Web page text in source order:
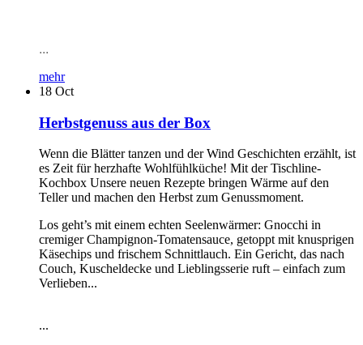
...
mehr
18 Oct
Herbstgenuss aus der Box
Wenn die Blätter tanzen und der Wind Geschichten erzählt, ist
es Zeit für herzhafte Wohlfühlküche! Mit der Tischline-
Kochbox Unsere neuen Rezepte bringen Wärme auf den
Teller und machen den Herbst zum Genussmoment.
Los geht’s mit einem echten Seelenwärmer: Gnocchi in
cremiger Champignon-Tomatensauce, getoppt mit knusprigen
Käsechips und frischem Schnittlauch. Ein Gericht, das nach
Couch, Kuscheldecke und Lieblingsserie ruft – einfach zum
Verlieben...
...